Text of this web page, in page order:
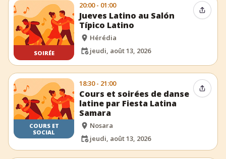
SOIRÉE
20:00 - 01:00
Jueves Latino au Salón
Típico Latino
Hérédia
jeudi, août 13, 2026
COURS ET
SOCIAL
18:30 - 21:00
Cours et soirées de danse
latine par Fiesta Latina
Samara
Nosara
jeudi, août 13, 2026